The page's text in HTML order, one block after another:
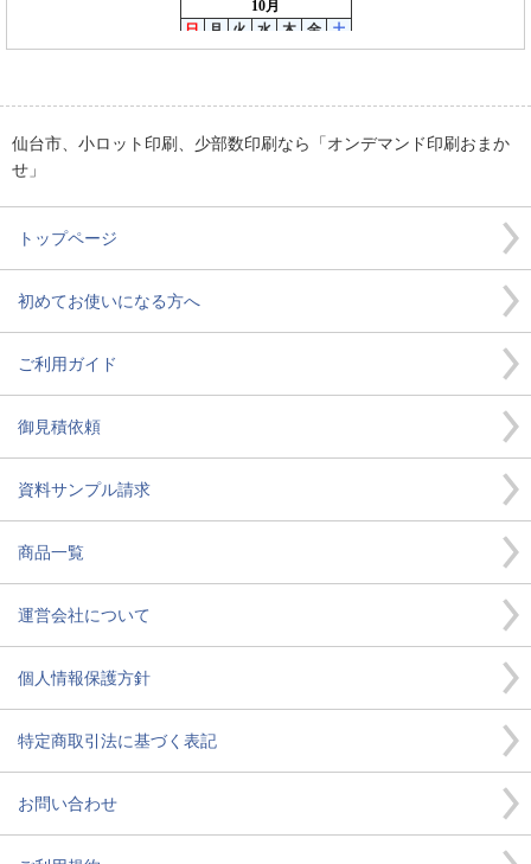
仙台市、小ロット印刷、少部数印刷なら「オンデマンド印刷おまか
せ」
トップページ
初めてお使いになる方へ
ご利用ガイド
御見積依頼
資料サンプル請求
商品一覧
運営会社について
個人情報保護方針
特定商取引法に基づく表記
お問い合わせ